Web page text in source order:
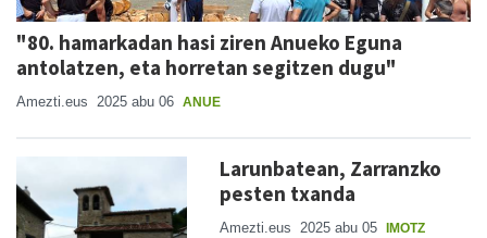
"80. hamarkadan hasi ziren Anueko Eguna
antolatzen, eta horretan segitzen dugu"
Amezti.eus 2025 abu 06 ANUE
Larunbatean, Zarranzko
pesten txanda
Amezti.eus 2025 abu 05 IMOTZ